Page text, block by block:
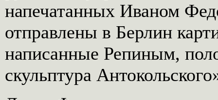
напечатанных Иваном
отправлены в Берлин
написанные Репиным,
скульптура